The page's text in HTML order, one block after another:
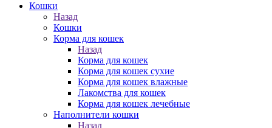
Кошки
Назад
Кошки
Корма для кошек
Назад
Корма для кошек
Корма для кошек сухие
Корма для кошек влажные
Лакомства для кошек
Корма для кошек лечебные
Наполнители кошки
Назад